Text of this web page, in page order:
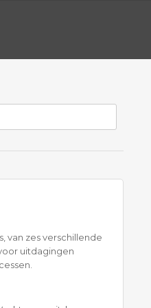
van zes verschillende
uitdagingen